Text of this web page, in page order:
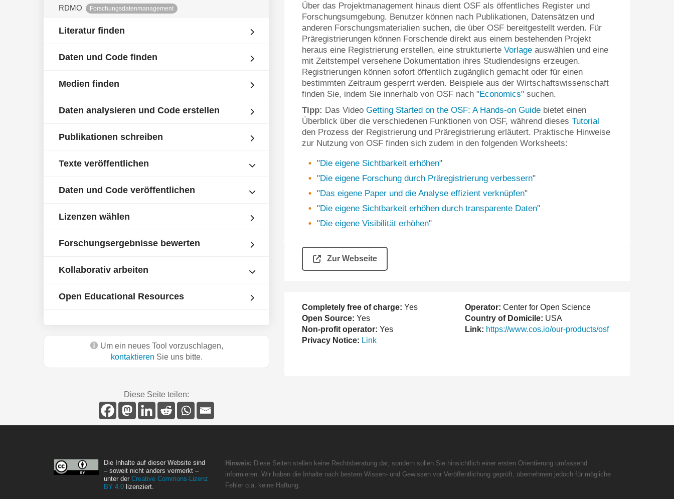
RDMO Forschungsdatenmanagement
Literatur finden
Daten und Code finden
Medien finden
Daten analysieren und Code erstellen
Publikationen schreiben
Texte veröffentlichen
Daten und Code veröffentlichen
Lizenzen wählen
Forschungsergebnisse bewerten
Kollaborativ arbeiten
Open Educational Resources
Um ein neues Tool vorzuschlagen,
kontaktieren Sie uns bitte.
Diese Seite teilen:
Über das Projektmanagement hinaus dient OSF als öffentliches Register und
Forschungsumgebung. Benutzer können nach Publikationen, Datensätzen und
anderen Forschungsmaterialien suchen, die über OSF bereitgestellt werden. Für
Präregistrierungen können Forschende direkt aus einem bestehenden Projekt
heraus eine Registrierung erstellen, eine strukturierte Vorlage auswählen und eine
mit Zeitstempel versehene Dokumentation ihres Studiendesigns erzeugen.
Registrierungen können sofort öffentlich zugänglich gemacht oder für einen
bestimmten Zeitraum gesperrt werden. Beispiele aus der Wirtschaftswissenschaft
finden Sie, indem Sie innerhalb von OSF nach "Economics" suchen.
Tipp: Das Video Getting Started on the OSF: A Hands-on Guide bietet einen
Überblick über die verschiedenen Funktionen von OSF, während dieses Tutorial
den Prozess der Registrierung und Präregistrierung erläutert. Praktische Hinweise
zur Nutzung von OSF finden sich zudem in den folgenden Worksheets:
"Die eigene Sichtbarkeit erhöhen"
"Die eigene Forschung durch Präregistrierung verbessern"
"Das eigene Paper und die Analyse effizient verknüpfen"
"Die eigene Sichtbarkeit erhöhen durch transparente Daten"
"Die eigene Visibilität erhöhen"
Zur Webseite
Completely free of charge: Yes
Open Source: Yes
Non-profit operator: Yes
Privacy Notice: Link
Operator: Center for Open Science
Country of Domicile: USA
Link: https://www.cos.io/our-products/osf
Die Inhalte auf dieser Website sind
– soweit nicht anders vermerkt –
unter der Creative Commons-Lizenz
BY 4.0 lizenziert.
Hinweis: Diese Seiten stellen keine Rechtsberatung dar, sondern sollen Sie hinsichtlich einer ersten Orientierung umfassend
informieren. Wir haben die Inhalte nach bestem Wissen- und Gewissen vor Veröffentlichung geprüft, übernehmen jedoch für mögliche
Fehler o.ä. keine Haftung.